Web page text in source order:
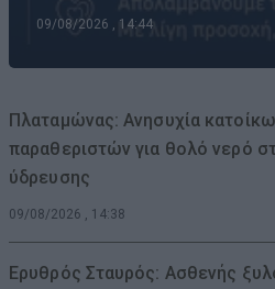
09/08/2026 , 14:44
Πλαταμώνας: Ανησυχία
παραθεριστών για θολό νερό
ύδρευσης
09/08/2026 , 14:38
Ερυθρός Σταυρός: Ασθενής